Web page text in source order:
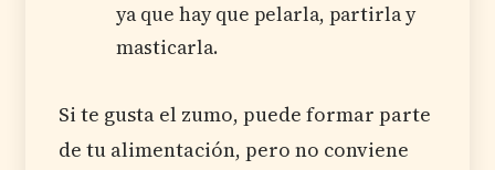
ya que hay que pelarla, partirla y
masticarla.
Si te gusta el zumo, puede formar parte
de tu alimentación, pero no conviene